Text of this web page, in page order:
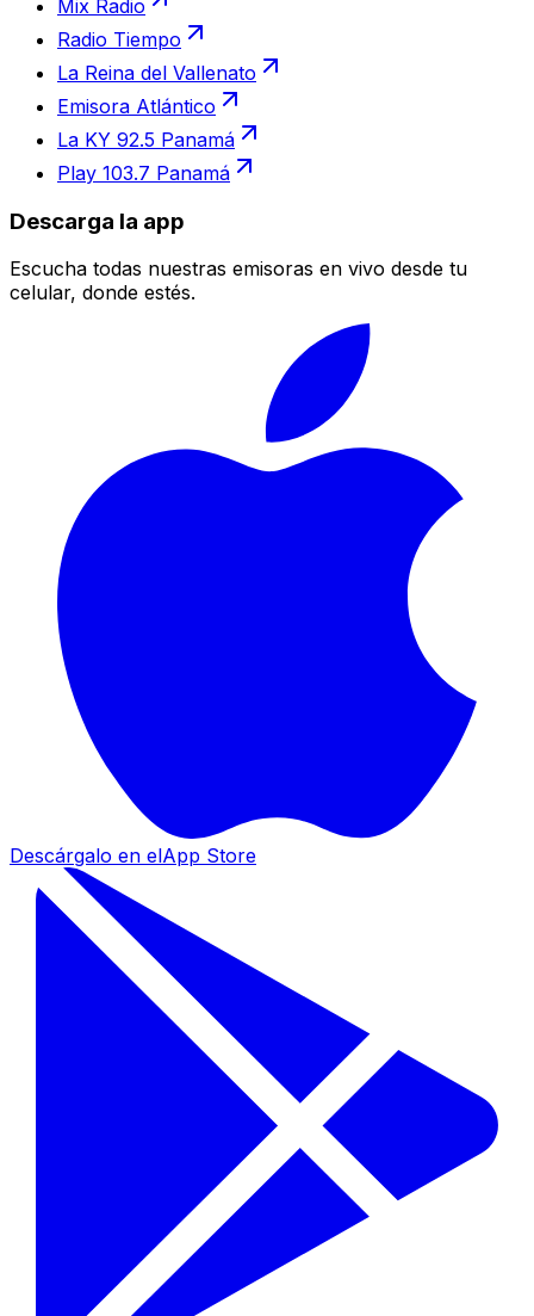
Mix Radio
Radio Tiempo
La Reina del Vallenato
Emisora Atlántico
La KY 92.5 Panamá
Play 103.7 Panamá
Descarga la app
Escucha todas nuestras emisoras en vivo desde tu
celular, donde estés.
Descárgalo en elApp Store